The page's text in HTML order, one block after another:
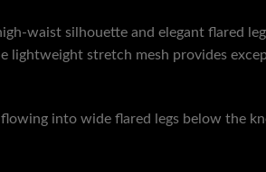
waist silhouette and elegant flared
lightweight stretch mesh provides
into wide flared legs below the